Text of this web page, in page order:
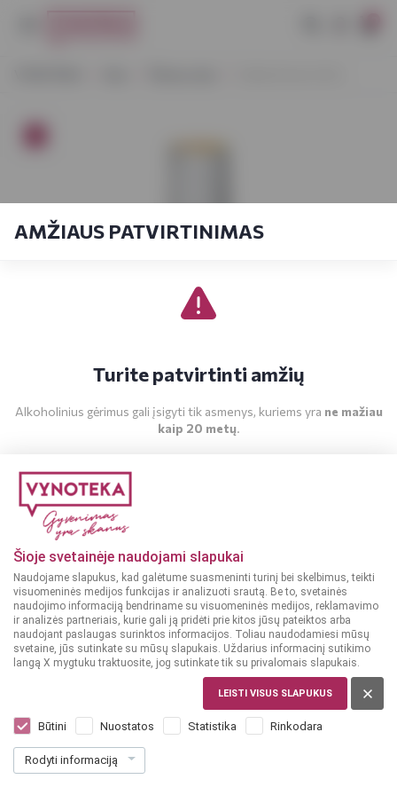
Šioje svetainėje naudojami slapukai
Naudojame slapukus, kad galėtume suasmeninti turinį bei skelbimus, teikti
visuomeninės medijos funkcijas ir analizuoti srautą. Be to, svetainės
naudojimo informaciją bendriname su visuomeninės medijos, reklamavimo
ir analizės partneriais, kurie gali ją pridėti prie kitos jūsų pateiktos arba
naudojant paslaugas surinktos informacijos. Toliau naudodamiesi mūsų
svetaine, jūs sutinkate su mūsų slapukais. Uždarius informacinį sutikimo
langą X mygtuku traktuosite, jog sutinkate tik su privalomais slapukais.
LEISTI VISUS SLAPUKUS
Būtini Nuostatos Statistika Rinkodara
Rodyti informaciją
AMŽIAUS PATVIRTINIMAS
Turite patvirtinti amžių
Alkoholinius gėrimus gali įsigyti tik asmenys, kuriems yra ne mažiau
kaip 20 metų.
Dar nėra balsų, galite įvertinti
179€ 5.42 € / L